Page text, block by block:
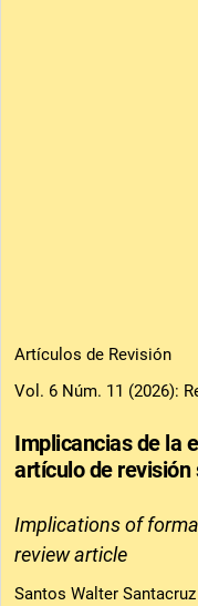
Artículos de Revisión
Vol. 6 Núm. 11 (2026):
Implicancias de la
artículo de
Implications of
review article
Santos Walter